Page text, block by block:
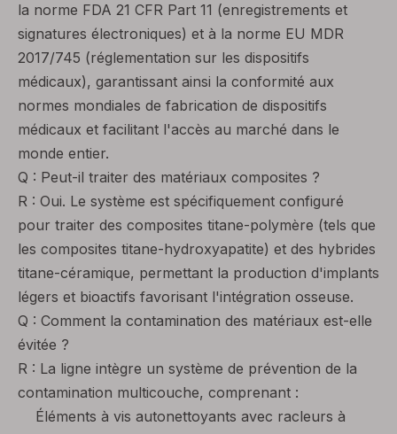
la norme FDA 21 CFR Part 11 (enregistrements et
signatures électroniques) et à la norme EU MDR
2017/745 (réglementation sur les dispositifs
médicaux), garantissant ainsi la conformité aux
normes mondiales de fabrication de dispositifs
médicaux et facilitant l'accès au marché dans le
monde entier.
Q : Peut-il traiter des matériaux composites ?
R : Oui. Le système est spécifiquement configuré
pour traiter des composites titane-polymère (tels que
les composites titane-hydroxyapatite) et des hybrides
titane-céramique, permettant la production d'implants
légers et bioactifs favorisant l'intégration osseuse.
Q : Comment la contamination des matériaux est-elle
évitée ?
R : La ligne intègre un système de prévention de la
contamination multicouche, comprenant :
Éléments à vis autonettoyants avec racleurs à